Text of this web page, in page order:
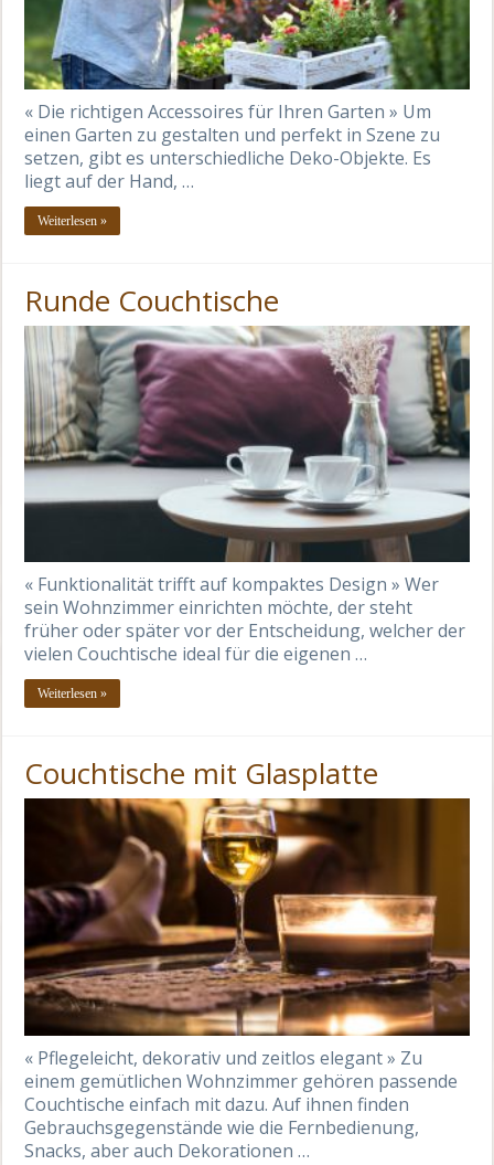
« Die richtigen Accessoires für Ihren Garten » Um
einen Garten zu gestalten und perfekt in Szene zu
setzen, gibt es unterschiedliche Deko-Objekte. Es
liegt auf der Hand, …
Weiterlesen »
Runde Couchtische
« Funktionalität trifft auf kompaktes Design » Wer
sein Wohnzimmer einrichten möchte, der steht
früher oder später vor der Entscheidung, welcher der
vielen Couchtische ideal für die eigenen …
Weiterlesen »
Couchtische mit Glasplatte
« Pflegeleicht, dekorativ und zeitlos elegant » Zu
einem gemütlichen Wohnzimmer gehören passende
Couchtische einfach mit dazu. Auf ihnen finden
Gebrauchsgegenstände wie die Fernbedienung,
Snacks, aber auch Dekorationen …